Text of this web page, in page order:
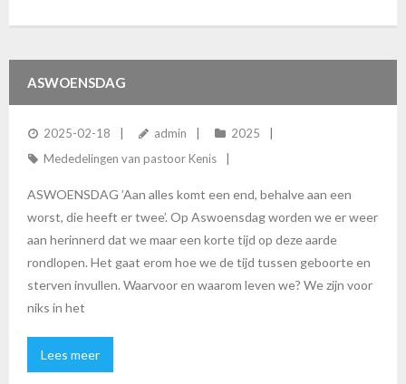
ASWOENSDAG
2025-02-18 admin
2025
Mededelingen van pastoor Kenis
ASWOENSDAG ’Aan alles komt een end, behalve aan een
worst, die heeft er twee’. Op Aswoensdag worden we er weer
aan herinnerd dat we maar een korte tijd op deze aarde
rondlopen. Het gaat erom hoe we de tijd tussen geboorte en
sterven invullen. Waarvoor en waarom leven we? We zijn voor
niks in het
Lees meer